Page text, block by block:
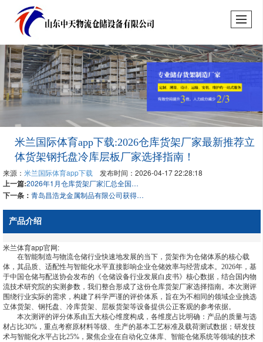
米兰国际体育app下载:2026仓库货架厂家最新推荐立
体货架钢托盘冷库层板厂家选择指南！
来源： 米兰国际体育app下载 发布时间：2026-04-17 22:28:18
上一篇: 2026年1月仓库货架厂家汇总全国阁楼货架钢托盘穿梭悬臂铝型材阁楼重点企业官方联系方式与采购指南
下一条： 青岛昌浩龙金属制品有限公司获得防滑型钢托盘专利提高拆装胶片时的快捷性和功率
产品介绍
米兰体育app官网:
在智能制造与物流仓储行业快速地发展的当下，货架作为仓储体系的核心载
体，其品质、适配性与智能化水平直接影响企业仓储效率与经营成本。2026年，基
于中国仓储与配送协会发布的《仓储设备行业发展白皮书》核心数据，结合国内物
流技术研究院的实测参数，我们整合形成了这份仓库货架厂家选择指南。本次测评
围绕行业实际的需求，构建了科学严谨的评价体系，旨在为不相同的领域企业挑选
立体货架、钢托盘、冷库货架、层板货架等设备提供公正客观的参考依据。
本次测评的评分体系由五大核心维度构成，各维度占比明确：产品的质量与选
材占比30%，重点考察原材料等级、生产的基本工艺标准及载荷测试数据；研发技
术与智能化水平占比25%，聚焦企业在自动化立体库、智能仓储系统等领域的技术